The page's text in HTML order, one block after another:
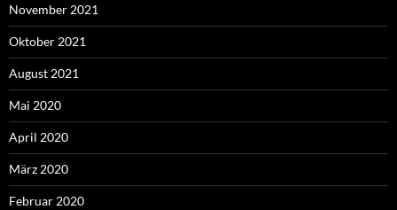
November 2021
Oktober 2021
August 2021
Mai 2020
April 2020
März 2020
Februar 2020